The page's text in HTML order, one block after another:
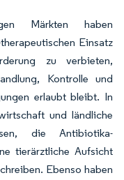
Märkten haben
Einsatz
zu verbieten,
Kontrolle und
erlaubt bleibt. In
und ländliche
die Antibiotika-
tierärztliche Aufsicht
Ebenso haben